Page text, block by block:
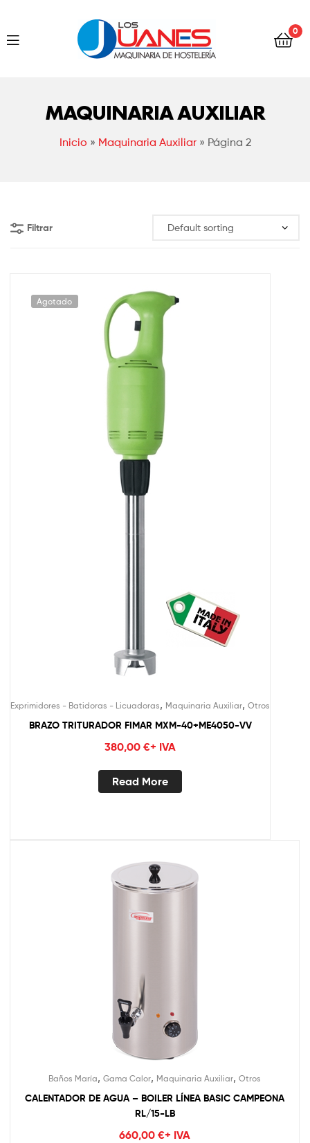
Los
Juanes
0
MAQUINARIA AUXILIAR
Inicio » Maquinaria Auxiliar» Página 2
Los
Filtrar
Agotado
Exprimidores - Batidoras - Licuadoras, Maquinaria Auxiliar, Otros
BRAZO TRITURADOR FIMAR MXM-40+ME4050-VV
380,00 €+ IVA
Read More
Baños María, Gama Calor, Maquinaria Auxiliar, Otros
CALENTADOR DE AGUA – BOILER LÍNEA BASIC CAMPEONA
RL/15-LB
660,00 €+ IVA